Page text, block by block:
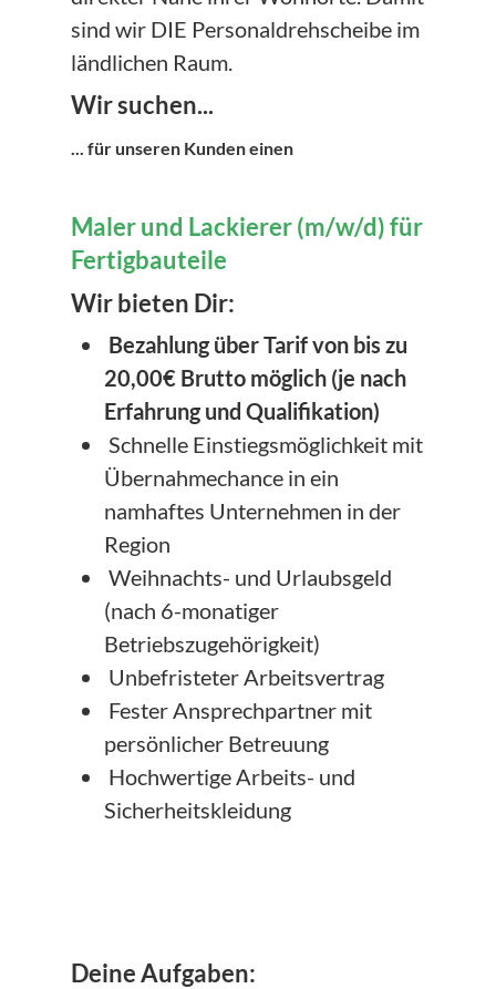
sind wir DIE Personaldrehscheibe im
ländlichen Raum.
Wir suchen...
... für unseren Kunden einen
Maler und Lackierer (m/w/d) für
Fertigbauteile
Wir bieten Dir:
Bezahlung über Tarif von bis zu
20,00€ Brutto möglich (je nach
Erfahrung und Qualifikation)
Schnelle Einstiegsmöglichkeit mit
Übernahmechance in ein
namhaftes Unternehmen in der
Region
Weihnachts- und Urlaubsgeld
(nach 6-monatiger
Betriebszugehörigkeit)
Unbefristeter Arbeitsvertrag
Fester Ansprechpartner mit
persönlicher Betreuung
Hochwertige Arbeits- und
Sicherheitskleidung
Deine Aufgaben: